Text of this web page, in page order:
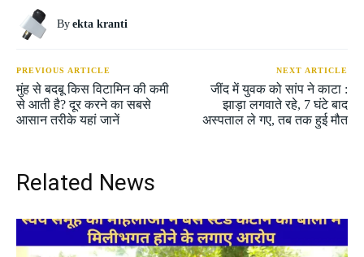
By ekta kranti
PREVIOUS ARTICLE
मुंह से बदबू किस विटामिन की कमी
से आती है? दूर करने का सबसे
आसान तरीके यहां जानें
NEXT ARTICLE
जींद में युवक को सांप ने काटा :
झाड़ा लगवाते रहे, 7 घंटे बाद
अस्पताल ले गए, तब तक हुई मौत
Related News